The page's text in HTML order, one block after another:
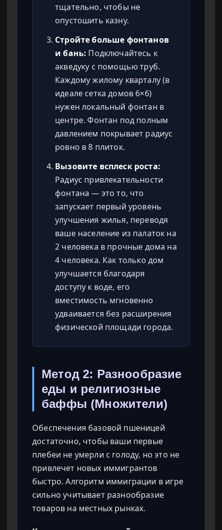
тщательно, чтобы не
опустошить казну.
Стройте больше фонтанов
и бань: Подключайтесь к
акведуку с помощью труб.
Каждому жилому кварталу (в
идеале сетка домов 6×6)
нужен локальный фонтан в
центре. Фонтан под полным
давлением покрывает радиус
ровно в 8 плиток.
Вызовите всплеск роста:
Радиус привлекательности
фонтана — это то, что
запускает первый уровень
улучшения жилья, переводя
ваше население из палаток на
2 человека в прочные дома на
4 человека. Как только дом
улучшается благодаря
доступу к воде, его
вместимость мгновенно
удваивается без расширения
физической площади города.
Метод 2: Разнообразие
еды и религиозные
баффы (Множители)
Обеспечения базовой пшеницей
достаточно, чтобы ваши первые
плебеи не умерли с голоду, но это не
привлечет новых иммигрантов
быстро. Алгоритм иммиграции в игре
сильно учитывает разнообразие
товаров на местных рынках.